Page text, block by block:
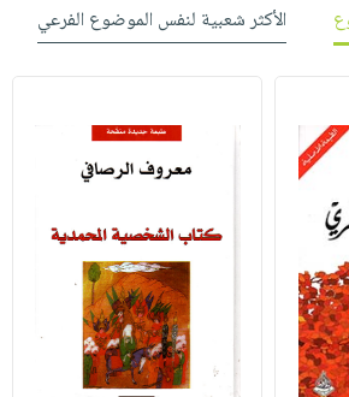
الأكثر شعبية لنفس الموضوع الفرعي